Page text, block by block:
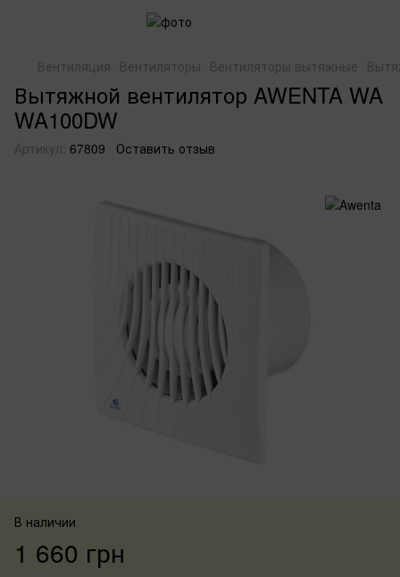
Вентиляция Вентиляторы Вентиляторы вытяжные
Вытяжной вентилятор AWENTA WA
WA100DW
Артикул: 67809 Оставить отзыв
В наличии
1 660 грн